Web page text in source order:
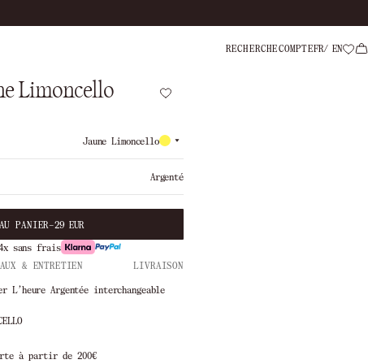
RECHERCHECOMPTEFR EN
Limoncello
Jaune Limoncello
Argenté
PANIER–29 EUR
sans frais
& ENTRETIEN LIVRAISON
L’heure Argentée interchangeable